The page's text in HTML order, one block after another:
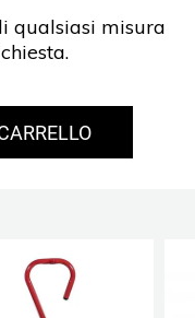
qualsiasi misura